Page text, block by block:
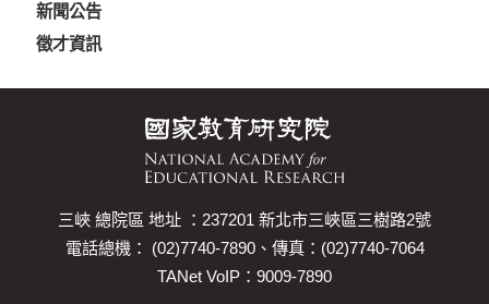
新聞公告
徵才資訊
三峽 總院區 地址 ：237201 新北市三峽區三樹路2號
電話總機： (02)7740-7890、傳真：(02)7740-7064
TANet VoIP：9009-7890